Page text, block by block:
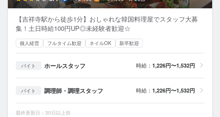
【吉祥寺駅から徒歩1分】おしゃれな韓国料理屋でスタッフ大募
集！土日時給100円UP◎未経験者歓迎☆
個人経営 フルタイム歓迎 ネイルOK 新卒歓迎
バイト ホールスタッフ 時給： 1,226円〜1,532円
バイト 調理師・調理スタッフ 時給： 1,226円〜1,532円
最終更新日：30日以上前